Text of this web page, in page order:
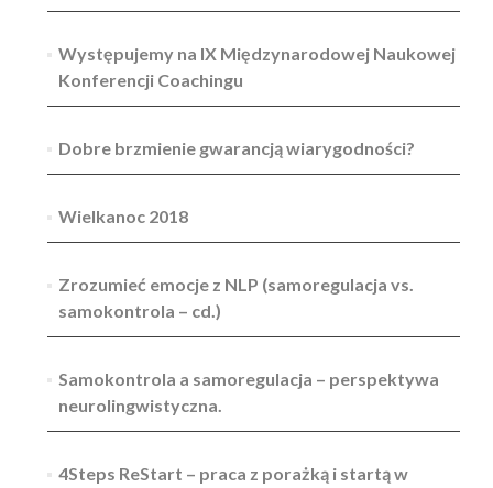
Występujemy na IX Międzynarodowej Naukowej
Konferencji Coachingu
Dobre brzmienie gwarancją wiarygodności?
Wielkanoc 2018
Zrozumieć emocje z NLP (samoregulacja vs.
samokontrola – cd.)
Samokontrola a samoregulacja – perspektywa
neurolingwistyczna.
4Steps ReStart – praca z porażką i startą w